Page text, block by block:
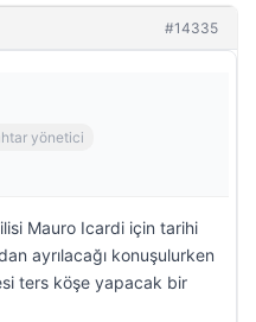
#14335
yönetici
Mauro Icardi için tarihi
ayrılacağı konuşulurken
ters köşe yapacak bir